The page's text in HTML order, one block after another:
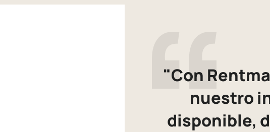
"Con
nuestro
disponible,